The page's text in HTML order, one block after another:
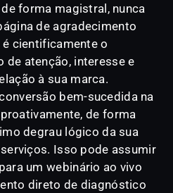
forma magistral, nunca
de agradecimento
é cientificamente o
de atenção, interesse e
à sua marca.
bem-sucedida na
de forma
degrau lógico da sua
Isso pode assumir
um webinário ao vivo
direto de diagnóstico